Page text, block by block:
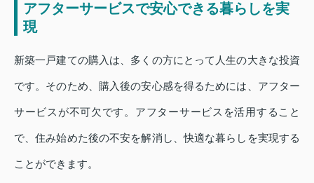
アフターサービスで安心できる暮らしを実
現
新築一戸建ての購入は、多くの方にとって人生の大きな投資
です。そのため、購入後の安心感を得るためには、アフター
サービスが不可欠です。アフターサービスを活用すること
で、住み始めた後の不安を解消し、快適な暮らしを実現する
ことができます。